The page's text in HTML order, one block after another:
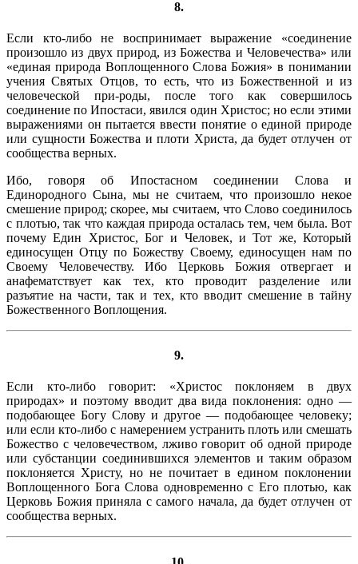
8.
Если кто-либо не воспринимает выражение «соединение
произошло из двух природ, из Божества и Человечества» или
«единая природа Воплощенного Слова Божия» в понимании
учения Святых Отцов, то есть, что из Божественной и из
человеческой при-роды, после того как совершилось
соединение по Ипостаси, явился один Христос; но если этими
выражениями он пытается ввести понятие о единой природе
или сущности Божества и плоти Христа, да будет отлучен от
сообщества верных.
Ибо, говоря об Ипостасном соединении Слова и
Единородного Сына, мы не считаем, что произошло некое
смешение природ; скорее, мы считаем, что Слово соединилось
с плотью, так что каждая природа осталась тем, чем была. Вот
почему Един Христос, Бог и Человек, и Тот же, Который
единосущен Отцу по Божеству Своему, единосущен нам по
Своему Человечеству. Ибо Церковь Божия отвергает и
анафематствует как тех, кто проводит разделение или
разъятие на части, так и тех, кто вводит смешение в тайну
Божественного Воплощения.
9.
Если кто-либо говорит: «Христос поклоняем в двух
природах» и поэтому вводит два вида поклонения: одно —
подобающее Богу Слову и другое — подобающее человеку;
или если кто-либо с намерением устранить плоть или смешать
Божество с человечеством, лживо говорит об одной природе
или субстанции соединившихся элементов и таким образом
поклоняется Христу, но не почитает в едином поклонении
Воплощенного Бога Слова одновременно с Его плотью, как
Церковь Божия приняла с самого начала, да будет отлучен от
сообщества верных.